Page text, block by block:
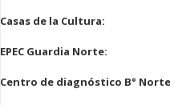
Casas de la Cultura:
EPEC Guardia Norte:
Centro de diagnóstico B°